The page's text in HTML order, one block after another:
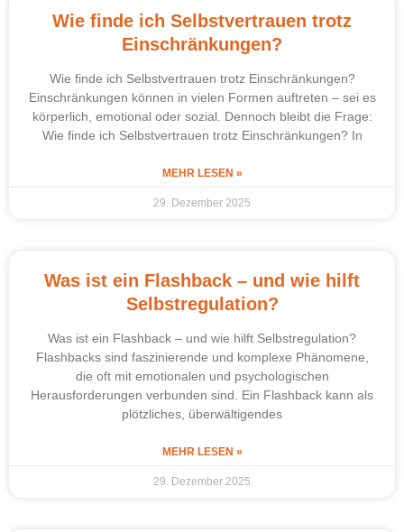
Wie finde ich Selbstvertrauen trotz
Einschränkungen?
Wie finde ich Selbstvertrauen trotz Einschränkungen?
Einschränkungen können in vielen Formen auftreten – sei es
körperlich, emotional oder sozial. Dennoch bleibt die Frage:
Wie finde ich Selbstvertrauen trotz Einschränkungen? In
MEHR LESEN »
29. Dezember 2025
Was ist ein Flashback – und wie hilft
Selbstregulation?
Was ist ein Flashback – und wie hilft Selbstregulation?
Flashbacks sind faszinierende und komplexe Phänomene,
die oft mit emotionalen und psychologischen
Herausforderungen verbunden sind. Ein Flashback kann als
plötzliches, überwältigendes
MEHR LESEN »
29. Dezember 2025